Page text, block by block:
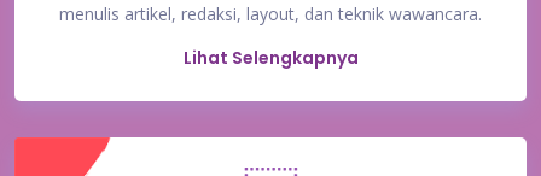
menulis artikel, redaksi, layout, dan teknik wawancara.
Lihat Selengkapnya